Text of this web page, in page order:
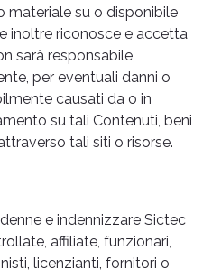
su o disponibile
inoltre riconosce e accetta
sarà responsabile,
per eventuali danni o
causati da o in
su tali Contenuti, beni
tali siti o risorse.
e indennizzare Sictec
affiliate, funzionari,
licenzianti, fornitori o